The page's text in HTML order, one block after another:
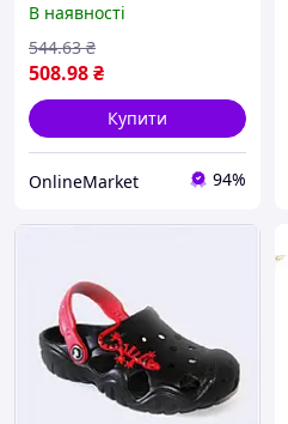
K660340B3
В наявності
508.98₴
544.63 ₴
Купити
OnlineMarket 94%